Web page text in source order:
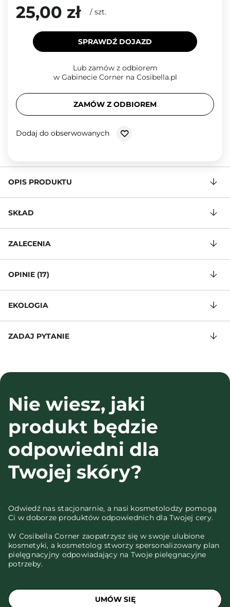
25,00 zł / szt.
SPRAWDŹ DOJAZD
Lub zamów z odbiorem
w Gabinecie Corner na Cosibella.pl
ZAMÓW Z ODBIOREM
Dodaj do obserwowanych
OPIS PRODUKTU
SKŁAD
ZALECENIA
OPINIE (17)
EKOLOGIA
ZADAJ PYTANIE
Nie wiesz, jaki
produkt będzie
odpowiedni dla
Twojej skóry?
Odwiedź nas stacjonarnie, a nasi kosmetolodzy pomogą
Ci w doborze produktów odpowiednich dla Twojej cery.
W Cosibella Corner zaopatrzysz się w swoje ulubione
kosmetyki, a kosmetolog stworzy spersonalizowany plan
pielęgnacyjny odpowiadający na Twoje pielęgnacyjne
potrzeby.
UMÓW SIĘ